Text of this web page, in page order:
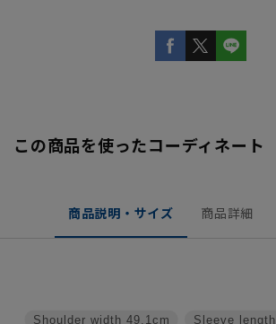
この商品を使ったコーディネート
商品説明・サイズ 商品詳細
Sleeve length
Shoulder width 49.1cm